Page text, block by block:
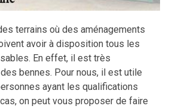
terrains où des aménagements
avoir à disposition tous les
En effet, il est très
bennes. Pour nous, il est utile
ayant les qualifications
on peut vous proposer de faire